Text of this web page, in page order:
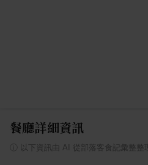
餐廳詳細資訊
以下資訊由 AI 從部落客食記彙整整理